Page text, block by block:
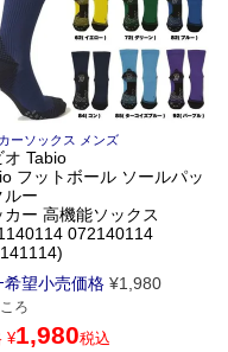
ーソックス メンズ
オ Tabio
フットボール ソールパッ
ルー
カー 高機能ソックス
072140114
希望小売価格 ¥1,980
ろ
¥1,980税込